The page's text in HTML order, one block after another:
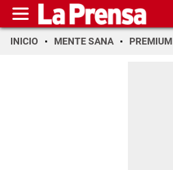
INICIO MENTE SANA PREMIUM